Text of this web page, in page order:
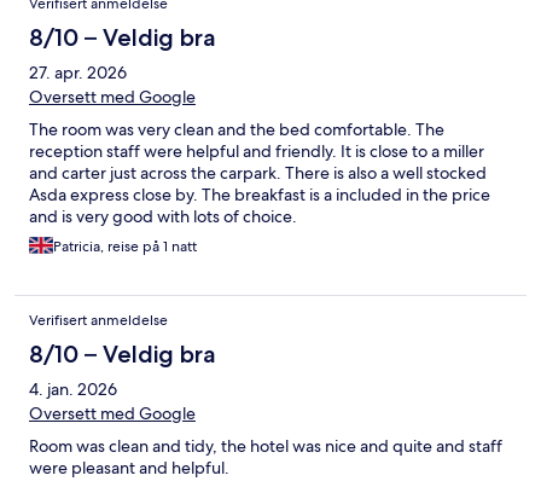
Verifisert anmeldelse
8/10 – Veldig bra
27. apr. 2026
Oversett med Google
The room was very clean and the bed comfortable. The
reception staff were helpful and friendly. It is close to a miller
and carter just across the carpark. There is also a well stocked
Asda express close by. The breakfast is a included in the price
and is very good with lots of choice.
Patricia, reise på 1 natt
Verifisert anmeldelse
8/10 – Veldig bra
4. jan. 2026
Oversett med Google
Room was clean and tidy, the hotel was nice and quite and staff
were pleasant and helpful.